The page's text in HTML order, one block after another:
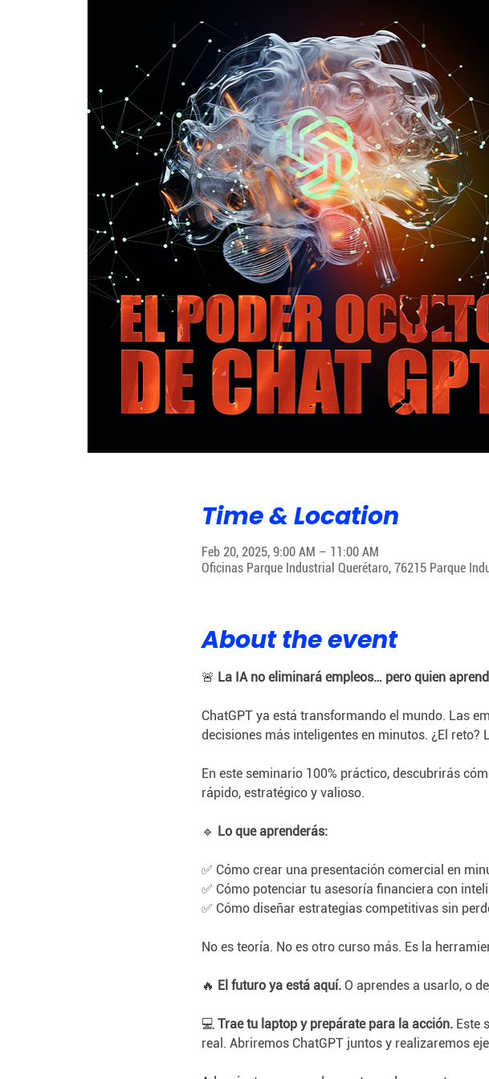
Time & Location
Feb 20, 2025, 9:00 AM – 11:00 AM
Oficinas Parque Industrial Querétaro, 76215 Parque
About the event
🚨 La IA no eliminará empleos… pero quien
ChatGPT ya está transformando el mundo. Las
decisiones más inteligentes en minutos. ¿El
En este seminario 100% práctico, descubrirás
rápido, estratégico y valioso.
🔹 Lo que aprenderás:
✅ Cómo crear una presentación comercial en
✅ Cómo potenciar tu asesoría financiera con
✅ Cómo diseñar estrategias competitivas sin
No es teoría. No es otro curso más. Es la
🔥 El futuro ya está aquí. O aprendes a usarlo, o
💻 Trae tu laptop y prepárate para la acción. Este
real. Abriremos ChatGPT juntos y realizaremos